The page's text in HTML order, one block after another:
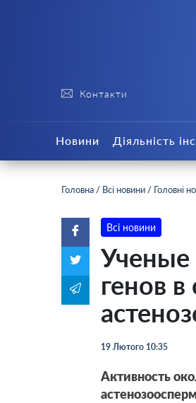
Контакти
Новини Діяльність
Головна / Всі новини / Головні
Всі новини
Ученые
генов
19 Лютого 10:35
Активность